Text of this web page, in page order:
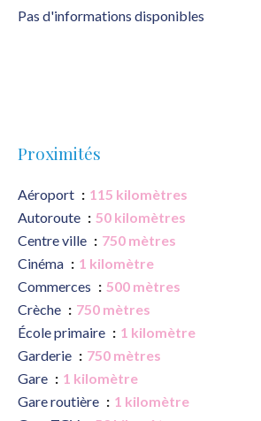
Pas d'informations disponibles
Proximités
Aéroport
115 kilomètres
Autoroute
50 kilomètres
Centre ville
750 mètres
Cinéma
1 kilomètre
Commerces
500 mètres
Crèche
750 mètres
École primaire
1 kilomètre
Garderie
750 mètres
Gare
1 kilomètre
Gare routière
1 kilomètre